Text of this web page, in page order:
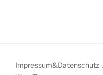
Impressum&Datenschutz